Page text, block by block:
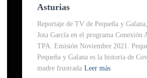
Asturias
Reportaje de TV de Pequeña y
Jota García en el programa Conexión
TPA. Emisión Noviembre 2021.
Pequeña y Galana es la historia de
madre frustrada Leer más